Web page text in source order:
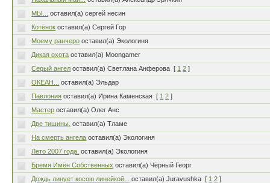
МЫ...
оставил(а) сергей несин
Котёнок оставил(а) Сергей Гор
Моему ранчеро оставил(а) Экологиня
Дикая охота оставил(а) Moongamer
Серый ангел оставил(а) Светлана Анферова [ 1 2 ]
ОКЕАН...
оставил(а) Эльдар
Павлония оставил(а) Ирина Каменская [ 1 2 ]
Мастер оставил(а) Олег Анс
Две тишины. оставил(а) Тламе
На смерть ангела оставил(а) Экологиня
Лето 2007 года. оставил(а) Экологиня
Бремя Имён Собственных оставил(а) Чёрный Георг
Дождь линует косою линейкой...
оставил(а) Juravushka [ 1 2 ]